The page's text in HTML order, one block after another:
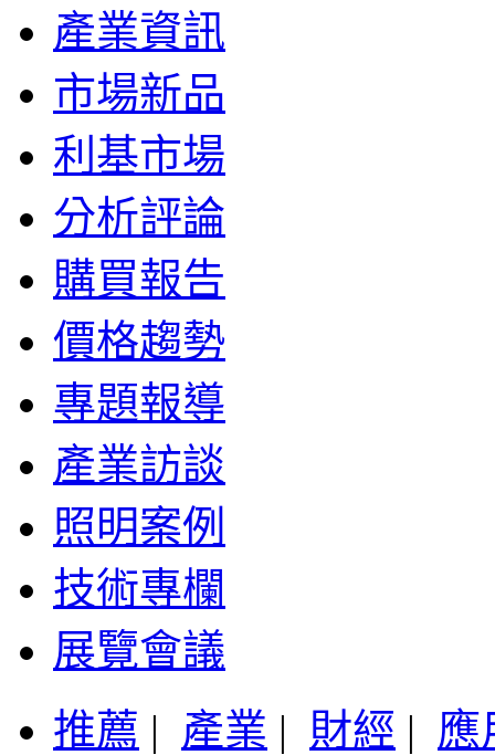
產業資訊
市場新品
利基市場
分析評論
購買報告
價格趨勢
專題報導
產業訪談
照明案例
技術專欄
展覽會議
推薦 | 產業 | 財經 | 應